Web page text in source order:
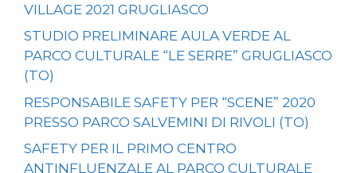
VILLAGE 2021 GRUGLIASCO
STUDIO PRELIMINARE AULA VERDE AL
PARCO CULTURALE “LE SERRE” GRUGLIASCO
(TO)
RESPONSABILE SAFETY PER “SCENE” 2020
PRESSO PARCO SALVEMINI DI RIVOLI (TO)
SAFETY PER IL PRIMO CENTRO
ANTINFLUENZALE AL PARCO CULTURALE